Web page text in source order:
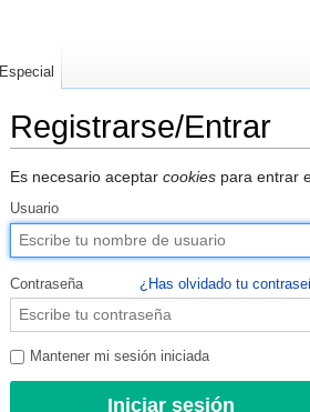
Registrarse/Entrar
Es necesario aceptar cookies para entrar
Usuario
Contraseña ¿Has olvidado tu
Mantener mi sesión iniciada
Especial